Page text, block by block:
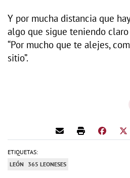
Y por mucha distancia que
algo que sigue teniendo
“Por mucho que te alejes,
sitio”.
ETIQUETAS:
LEÓN 365 LEONESES